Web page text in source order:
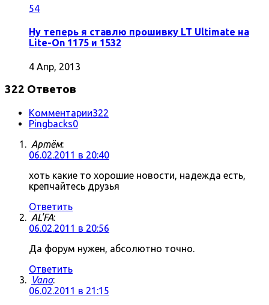
54
Ну теперь я ставлю прошивку LT Ultimate на
Lite-On 1175 и 1532
4 Апр, 2013
322 Ответов
Комментарии322
Pingbacks0
Артём:
06.02.2011 в 20:40
хоть какие то хорошие новости, надежда есть,
крепчайтесь друзья
Ответить
AL'FA:
06.02.2011 в 20:56
Да форум нужен, абсолютно точно.
Ответить
Vano:
06.02.2011 в 21:15